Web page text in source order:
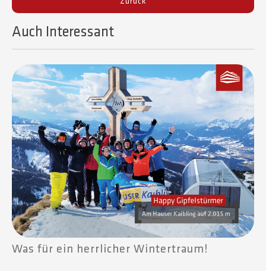
Auch Interessant​
Was für ein herrlicher Wintertraum!